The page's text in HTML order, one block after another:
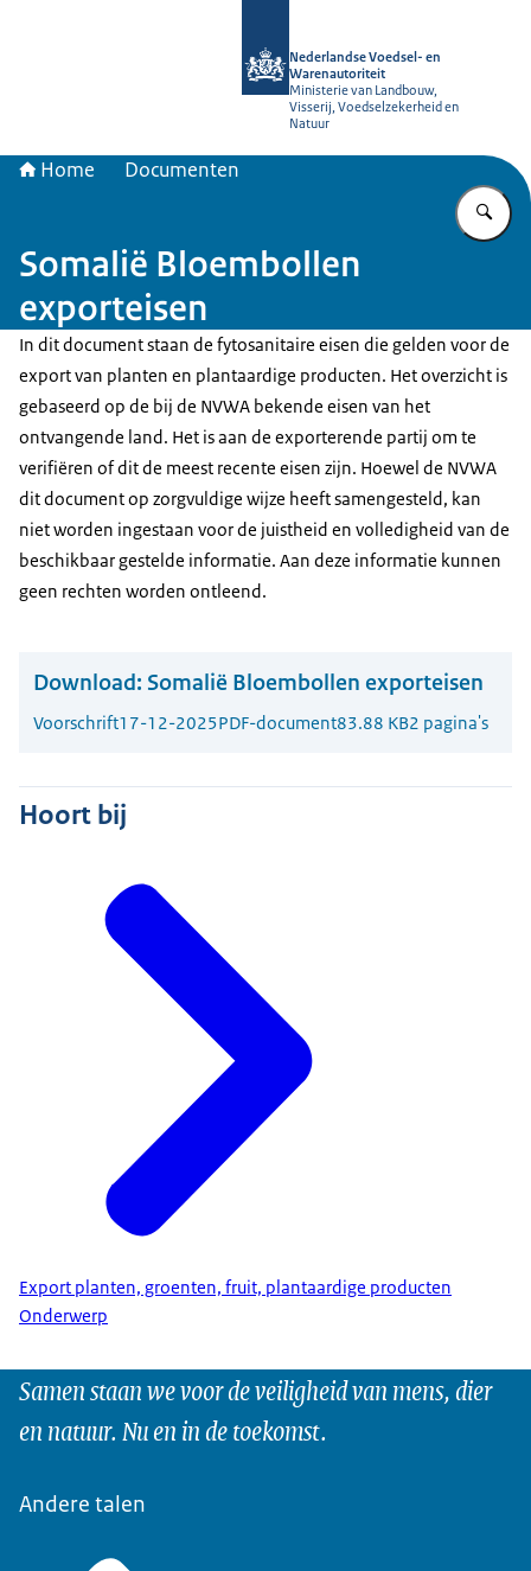
Nederlandse Voedsel- en
Warenautoriteit
Ministerie van Landbouw,
Visserij, Voedselzekerheid en
Natuur
Home Documenten
Somalië Bloembollen
exporteisen
In dit document staan de fytosanitaire eisen die gelden voor de
export van planten en plantaardige producten. Het overzicht is
gebaseerd op de bij de NVWA bekende eisen van het
ontvangende land. Het is aan de exporterende partij om te
verifiëren of dit de meest recente eisen zijn. Hoewel de NVWA
dit document op zorgvuldige wijze heeft samengesteld, kan
niet worden ingestaan voor de juistheid en volledigheid van de
beschikbaar gestelde informatie. Aan deze informatie kunnen
geen rechten worden ontleend.
Download: Somalië Bloembollen exporteisen
Voorschrift17-12-2025PDF-document83.88 KB2 pagina's
Hoort bij
Export planten, groenten, fruit, plantaardige producten
Onderwerp
Samen staan we voor de veiligheid van mens, dier
en natuur. Nu en in de toekomst.
Andere talen